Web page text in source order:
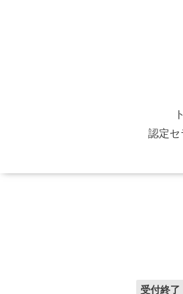
認定セ
受付終了